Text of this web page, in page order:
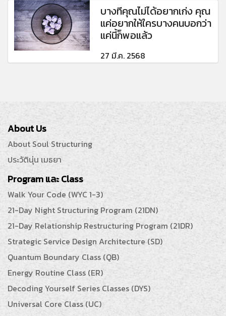
บางทีคุณไม่ได้อยากเก่ง คุณ
แค่อยากให้ใครบางคนบอกว่า
แค่นี้ก็พอแล้ว
27 มี.ค. 2568
About Us
About Soul Structuring
ประวัตินุ่น เมธยา
Program และ Class
Walk Your Code (WYC 1-3)
21-Day Night Structuring Program (21DN)
21-Day Relationship Restructuring Program (21DR)
Strategic Service Design Architecture (SD)
Quantum Boundary Class (QB)
Energy Routine Class (ER)
Decoding Yourself Series Classes (DYS)
Universal Core Class (UC)